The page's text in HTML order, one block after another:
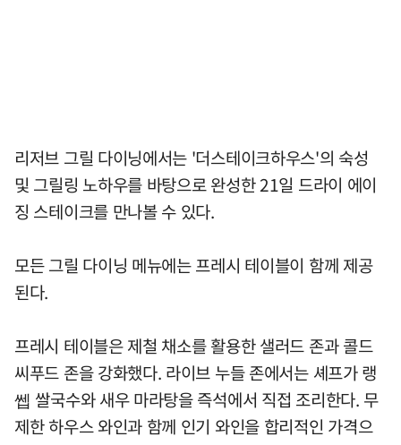
리저브 그릴 다이닝에서는 '더스테이크하우스'의 숙성
및 그릴링 노하우를 바탕으로 완성한 21일 드라이 에이
징 스테이크를 만나볼 수 있다.
모든 그릴 다이닝 메뉴에는 프레시 테이블이 함께 제공
된다.
프레시 테이블은 제철 채소를 활용한 샐러드 존과 콜드
씨푸드 존을 강화했다. 라이브 누들 존에서는 셰프가 랭
쎕 쌀국수와 새우 마라탕을 즉석에서 직접 조리한다. 무
제한 하우스 와인과 함께 인기 와인을 합리적인 가격으